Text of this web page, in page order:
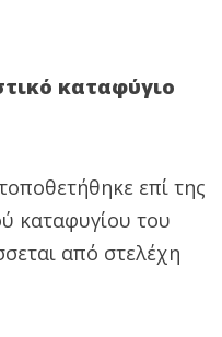
καταφύγιο
επί της
καταφυγίου του
από στελέχη